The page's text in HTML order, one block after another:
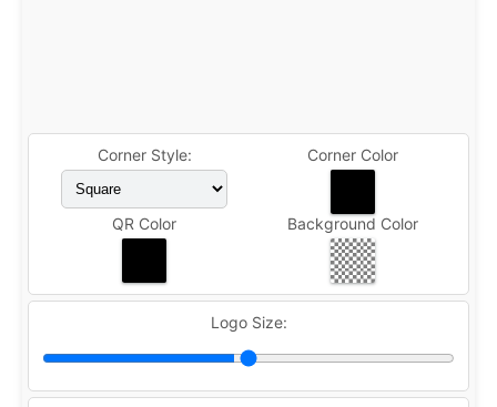
Corner Style: Corner Color
QR Color Background Color
Logo Size: